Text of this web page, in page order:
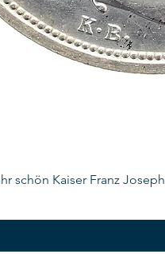
schön Kaiser Franz Joseph